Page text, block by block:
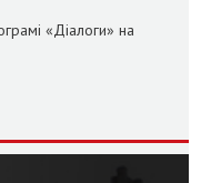
«Діалоги» на